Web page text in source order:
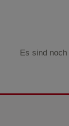
Es sind